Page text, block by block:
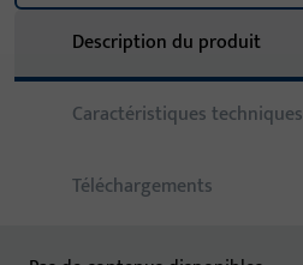
Description du produit
Caractéristiques techniques
Téléchargements